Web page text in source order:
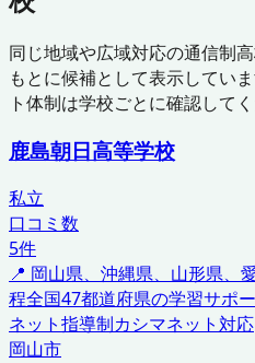
同じ地域や広域対応の通信制
もとに候補として表示してい
ト体制は学校ごとに確認してく
鹿島朝日高等学校
私立
口コミ数
5件
📍 岡山県、沖縄県、山形県、
程全国47都道府県の学習サポ
ネット指導制カシマネット対応
岡山市